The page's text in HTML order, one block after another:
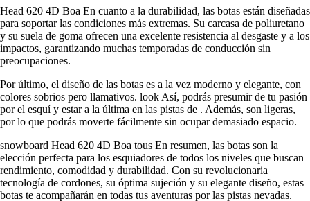
Head 620 4D Boa En cuanto a la durabilidad, las botas están diseñadas
para soportar las condiciones más extremas. Su carcasa de poliuretano
y su suela de goma ofrecen una excelente resistencia al desgaste y a los
impactos, garantizando muchas temporadas de conducción sin
preocupaciones.
Por último, el diseño de las botas es a la vez moderno y elegante, con
colores sobrios pero llamativos. look Así, podrás presumir de tu pasión
por el esquí y estar a la última en las pistas de . Además, son ligeras,
por lo que podrás moverte fácilmente sin ocupar demasiado espacio.
snowboard Head 620 4D Boa tous En resumen, las botas son la
elección perfecta para los esquiadores de todos los niveles que buscan
rendimiento, comodidad y durabilidad. Con su revolucionaria
tecnología de cordones, su óptima sujeción y su elegante diseño, estas
botas te acompañarán en todas tus aventuras por las pistas nevadas.